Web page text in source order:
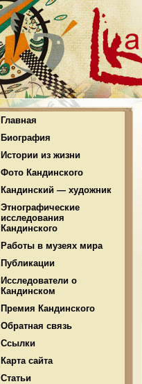
Главная
Биография
Истории из жизни
Фото Кандинского
Кандинский — художник
Этнографические
исследования
Кандинского
Работы в музеях мира
Публикации
Исследователи о
Кандинском
Премия Кандинского
Обратная связь
Ссылки
Карта сайта
Статьи